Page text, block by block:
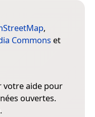
,
Commons et
votre aide pour
ouvertes.